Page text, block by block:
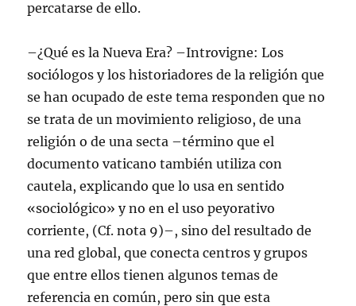
percatarse de ello.
–¿Qué es la Nueva Era? –Introvigne: Los
sociólogos y los historiadores de la religión que
se han ocupado de este tema responden que no
se trata de un movimiento religioso, de una
religión o de una secta –término que el
documento vaticano también utiliza con
cautela, explicando que lo usa en sentido
«sociológico» y no en el uso peyorativo
corriente, (Cf. nota 9)–, sino del resultado de
una red global, que conecta centros y grupos
que entre ellos tienen algunos temas de
referencia en común, pero sin que esta